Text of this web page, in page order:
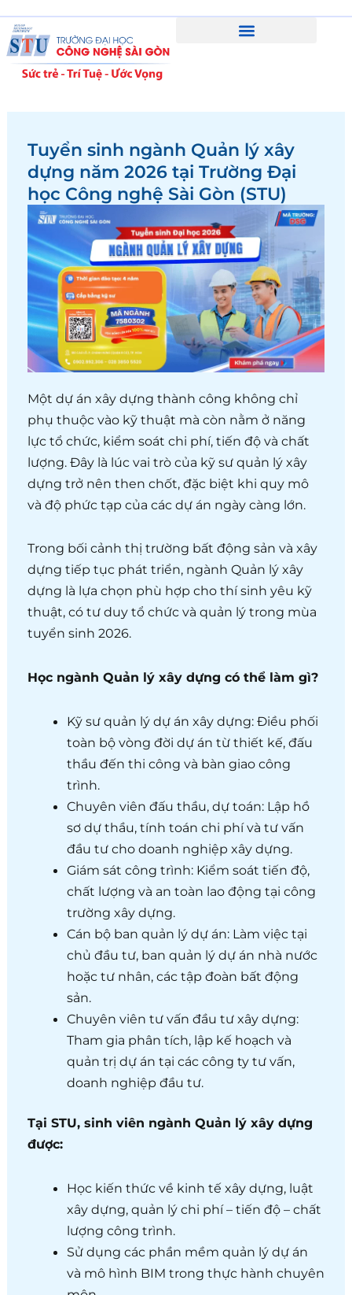
to
content
Tuyển sinh ngành Quản lý xây
dựng năm 2026 tại Trường Đại
học Công nghệ Sài Gòn (STU)
Một dự án xây dựng thành công không chỉ
phụ thuộc vào kỹ thuật mà còn nằm ở năng
lực tổ chức, kiểm soát chi phí, tiến độ và chất
lượng. Đây là lúc vai trò của kỹ sư quản lý xây
dựng trở nên then chốt, đặc biệt khi quy mô
và độ phức tạp của các dự án ngày càng lớn.
Trong bối cảnh thị trường bất động sản và xây
dựng tiếp tục phát triển, ngành Quản lý xây
dựng là lựa chọn phù hợp cho thí sinh yêu kỹ
thuật, có tư duy tổ chức và quản lý trong mùa
tuyển sinh 2026.
Học ngành Quản lý xây dựng có thể làm gì?
Kỹ sư quản lý dự án xây dựng: Điều phối
toàn bộ vòng đời dự án từ thiết kế, đấu
thầu đến thi công và bàn giao công
trình.
Chuyên viên đấu thầu, dự toán: Lập hồ
sơ dự thầu, tính toán chi phí và tư vấn
đầu tư cho doanh nghiệp xây dựng.
Giám sát công trình: Kiểm soát tiến độ,
chất lượng và an toàn lao động tại công
trường xây dựng.
Cán bộ ban quản lý dự án: Làm việc tại
chủ đầu tư, ban quản lý dự án nhà nước
hoặc tư nhân, các tập đoàn bất động
sản.
Chuyên viên tư vấn đầu tư xây dựng:
Tham gia phân tích, lập kế hoạch và
quản trị dự án tại các công ty tư vấn,
doanh nghiệp đầu tư.
Tại STU, sinh viên ngành Quản lý xây dựng
được:
Học kiến thức về kinh tế xây dựng, luật
xây dựng, quản lý chi phí – tiến độ – chất
lượng công trình.
Sử dụng các phần mềm quản lý dự án
và mô hình BIM trong thực hành chuyên